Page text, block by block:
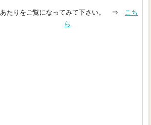
あたりをご覧になってみて下さい。 ⇒
こち
ら